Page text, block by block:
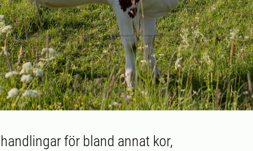
för bland annat kor,